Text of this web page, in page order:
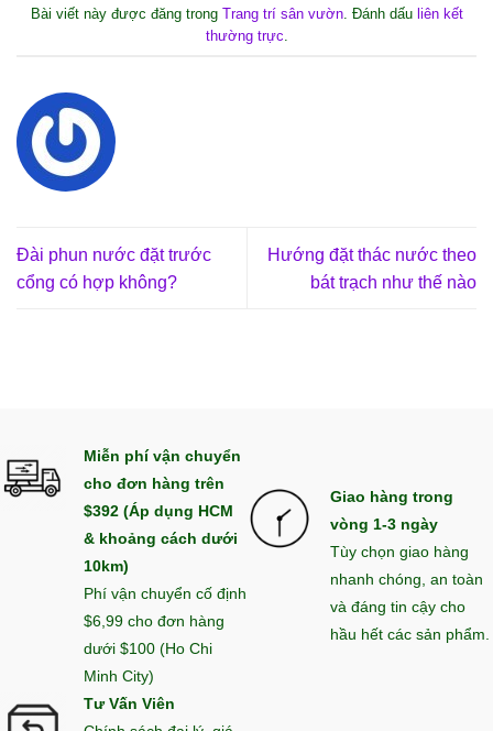
Bài viết này được đăng trong Trang trí sân vườn. Đánh dấu liên kết
thường trực
Đài phun nước đặt trước
cổng có hợp không?
Hướng đặt thác nước theo
bát trạch như thế nào
Miễn phí vận chuyển
cho đơn hàng trên
$392 (Áp dụng HCM
& khoảng cách dưới
10km)
Phí vận chuyển cố định
$6,99 cho đơn hàng
dưới $100 (Ho Chi
Minh City)
Giao hàng trong
vòng 1-3 ngày
Tùy chọn giao hàng
nhanh chóng, an toàn
và đáng tin cậy cho
hầu hết các sản phẩm.
Tư Vấn Viên